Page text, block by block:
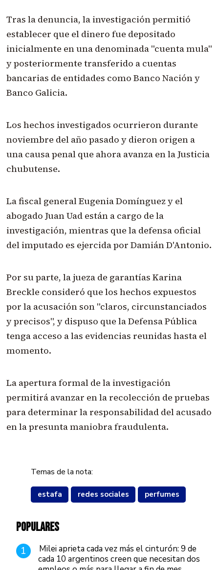
Tras la denuncia, la investigación permitió
establecer que el dinero fue depositado
inicialmente en una denominada "cuenta mula"
y posteriormente transferido a cuentas
bancarias de entidades como Banco Nación y
Banco Galicia.
Los hechos investigados ocurrieron durante
noviembre del año pasado y dieron origen a
una causa penal que ahora avanza en la Justicia
chubutense.
La fiscal general Eugenia Domínguez y el
abogado Juan Uad están a cargo de la
investigación, mientras que la defensa oficial
del imputado es ejercida por Damián D'Antonio.
Por su parte, la jueza de garantías Karina
Breckle consideró que los hechos expuestos
por la acusación son "claros, circunstanciados
y precisos", y dispuso que la Defensa Pública
tenga acceso a las evidencias reunidas hasta el
momento.
La apertura formal de la investigación
permitirá avanzar en la recolección de pruebas
para determinar la responsabilidad del acusado
en la presunta maniobra fraudulenta.
Temas de la nota:
estafa redes sociales perfumes
POPULARES
1
Milei aprieta cada vez más el cinturón: 9 de
cada 10 argentinos creen que necesitan dos